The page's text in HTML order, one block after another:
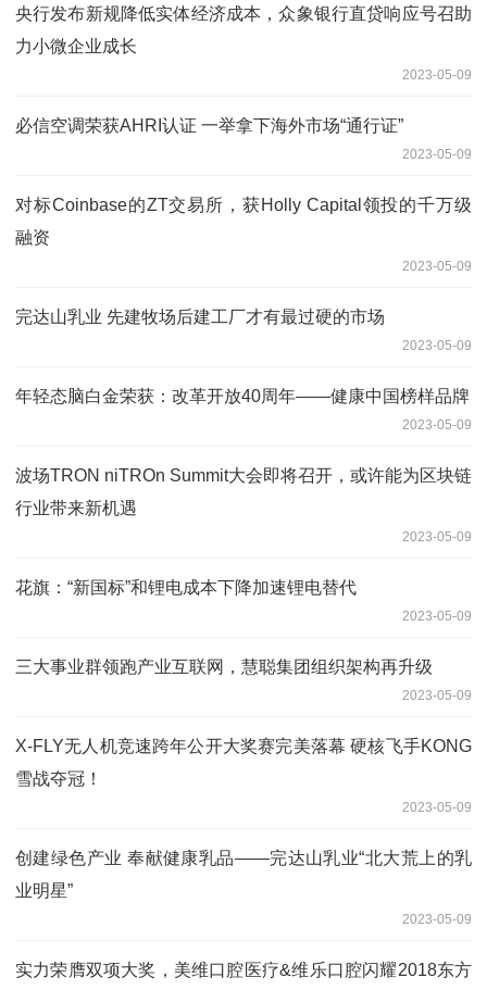
央行发布新规降低实体经济成本，众象银行直贷响应号召助
力小微企业成长
2023-05-09
必信空调荣获AHRI认证 一举拿下海外市场“通行证”
2023-05-09
对标Coinbase的ZT交易所，获Holly Capital领投的千万级
融资
2023-05-09
完达山乳业 先建牧场后建工厂才有最过硬的市场
2023-05-09
年轻态脑白金荣获：改革开放40周年——健康中国榜样品牌
2023-05-09
波场TRON niTROn Summit大会即将召开，或许能为区块链
行业带来新机遇
2023-05-09
花旗：“新国标”和锂电成本下降加速锂电替代
2023-05-09
三大事业群领跑产业互联网，慧聪集团组织架构再升级
2023-05-09
X-FLY无人机竞速跨年公开大奖赛完美落幕 硬核飞手KONG
雪战夺冠！
2023-05-09
创建绿色产业 奉献健康乳品——完达山乳业“北大荒上的乳
业明星”
2023-05-09
实力荣膺双项大奖，美维口腔医疗&维乐口腔闪耀2018东方